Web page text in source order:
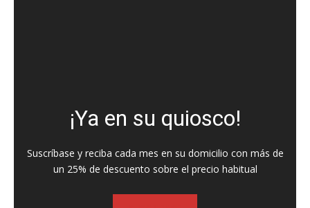
¡Ya en su quiosco!
Suscríbase y reciba cada mes en su domicilio con más de
un 25% de descuento sobre el precio habitual